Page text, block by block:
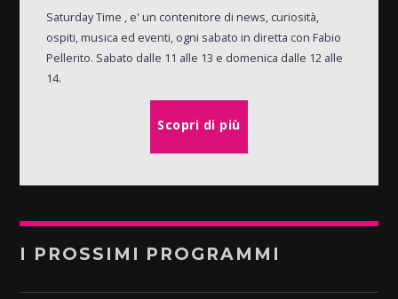
Saturday Time , e' un contenitore di news, curiosità,
ospiti, musica ed eventi, ogni sabato in diretta con Fabio
Pellerito. Sabato dalle 11 alle 13 e domenica dalle 12 alle
14.
Scopri di più
I PROSSIMI PROGRAMMI